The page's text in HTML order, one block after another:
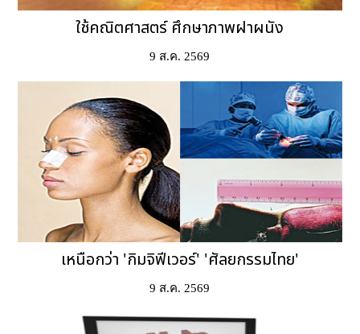
ใช้คณิตศาสตร์ ศึกษาภาพฝาผนัง
9 ส.ค. 2569
เหนือกว่า 'กิมจิฟีเวอร์' 'ศัลยกรรมไทย'
9 ส.ค. 2569